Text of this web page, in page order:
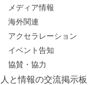
メディア情報
海外関連
アクセラレーション
イベント告知
協賛・協力
人と情報の交流掲示板